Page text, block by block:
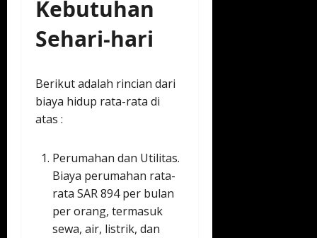
Kebutuhan
Sehari-hari
Berikut adalah rincian dari
biaya hidup rata-rata di
atas :
Perumahan dan Utilitas.
Biaya perumahan rata-
rata SAR 894 per bulan
per orang, termasuk
sewa, air, listrik, dan